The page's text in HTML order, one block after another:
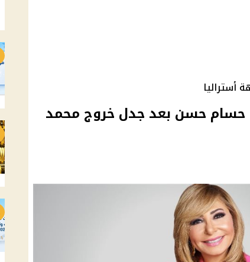
أستراليا
حسام حسن بعد جدل خروج محمد